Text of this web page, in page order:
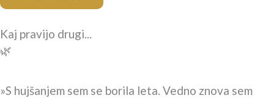
Kaj pravijo drugi...
🌿
»S hujšanjem sem se borila leta. Vedno znova sem